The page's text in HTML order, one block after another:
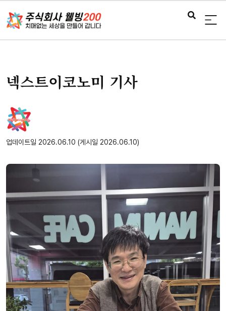
넥스트이코노미 기사
업데이트일 2026.06.10 (게시일 2026.06.10)